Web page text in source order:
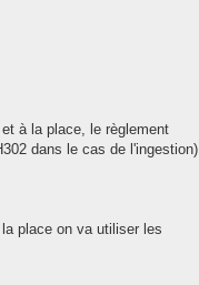
à la place, le règlement
dans le cas de l'ingestion)
place on va utiliser les